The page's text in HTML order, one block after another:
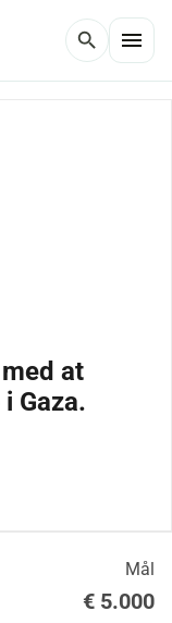
search menu
at
Gaza.
Mål
€ 5.000